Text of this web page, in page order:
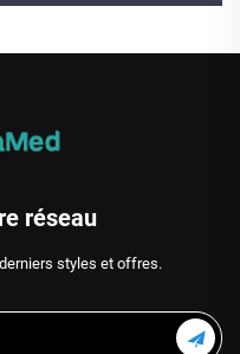
réseau
styles et offres.